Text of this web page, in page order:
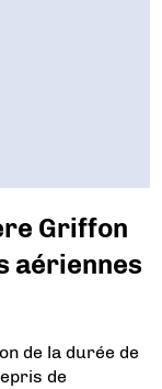
Griffon
aériennes
de la durée de
de